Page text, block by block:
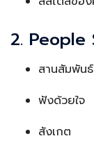
2. People
สานสัมพันธ์
ฟังด้วยใจ
สังเกต